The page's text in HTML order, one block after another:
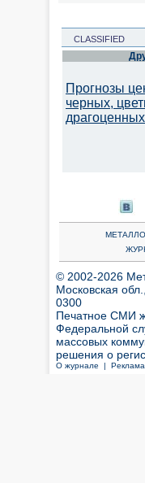
CLASSIFIED
Прогнозы
черных,
© 2002-2026
Московская
0300
Печатное СМИ
Федеральной
массовых
решения о
О журнале |